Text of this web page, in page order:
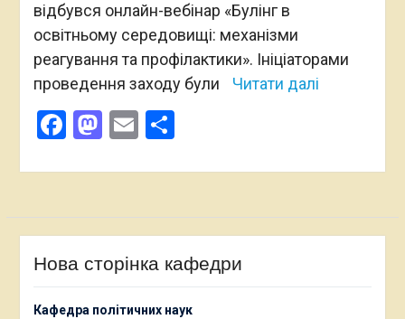
відбувся онлайн-вебінар «Булінг в
освітньому середовищі: механізми
реагування та профілактики». Ініціаторами
проведення заходу були
Читати далі
Facebook
Mastodon
EmailПоділитися
Нова сторінка кафедри
Кафедра політичних наук